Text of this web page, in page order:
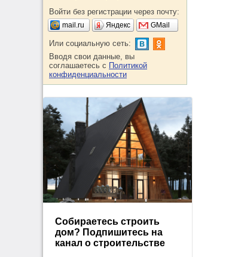
Войти без регистрации через почту:
mail.ru Яндекс GMail
Или социальную сеть:
Вводя свои данные, вы
соглашаетесь с Политикой
конфиденциальности
Собираетесь строить
дом? Подпишитесь на
канал о строительстве